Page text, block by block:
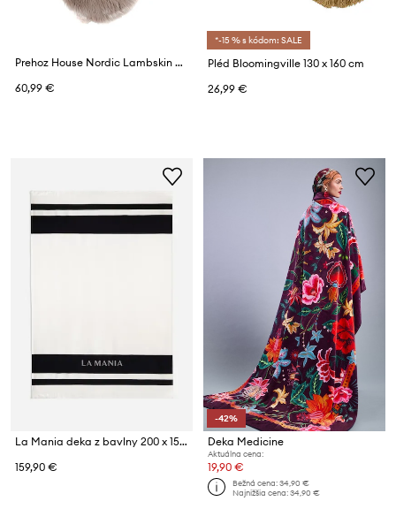
Prehoz House Nordic Lambskin Artificial 60 x 180 cm
60,99 €
*-15 % s kódom: SALE
Pléd Bloomingville 130 x 160 cm
26,99 €
La Mania deka z bavlny 200 x 150 cm
159,90 €
-42%
Deka Medicine
Aktuálna cena:
19,90 €
Bežná cena:34,90 €
Najnižšia cena:34,90 €